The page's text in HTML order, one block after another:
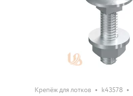
Крепёж для лотков • k43578 •